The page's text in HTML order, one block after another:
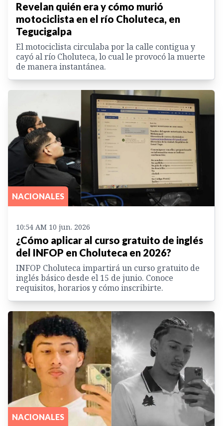
Revelan quién era y cómo murió
motociclista en el río Choluteca, en
Tegucigalpa
El motociclista circulaba por la calle contigua y
cayó al río Choluteca, lo cual le provocó la muerte
de manera instantánea.
NACIONALES
10:54 AM 10 jun. 2026
¿Cómo aplicar al curso gratuito de inglés
del INFOP en Choluteca en 2026?
INFOP Choluteca impartirá un curso gratuito de
inglés básico desde el 15 de junio. Conoce
requisitos, horarios y cómo inscribirte.
NACIONALES